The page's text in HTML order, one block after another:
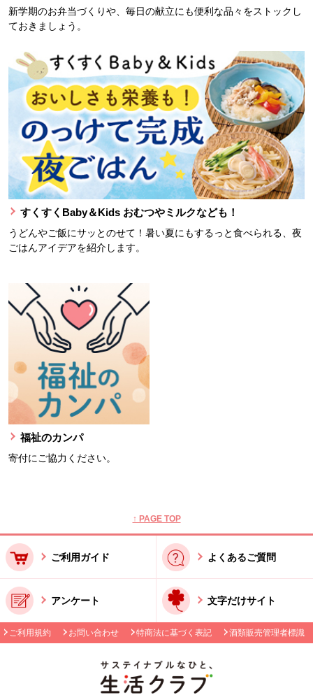
新学期のお弁当づくりや、毎日の献立にも便利な品々をストックし
ておきましょう。
すくすくBaby＆Kids おむつやミルクなども！
うどんやご飯にサッとのせて！暑い夏にもするっと食べられる、夜
ごはんアイデアを紹介します。
福祉のカンパ
寄付にご協力ください。
↑ PAGE TOP
ご利用ガイド よくあるご質問
アンケート 文字だけサイト
ご利用規約 お問い合わせ 特商法に基づく表記 酒類販売管理者標識